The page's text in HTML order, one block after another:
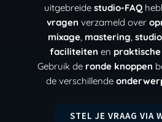
uitgebreide studio-FAQ
vragen verzameld over
mixage, mastering,
faciliteiten en
Gebruik de ronde knoppen
de verschillende
STEL JE VRAAG VIA